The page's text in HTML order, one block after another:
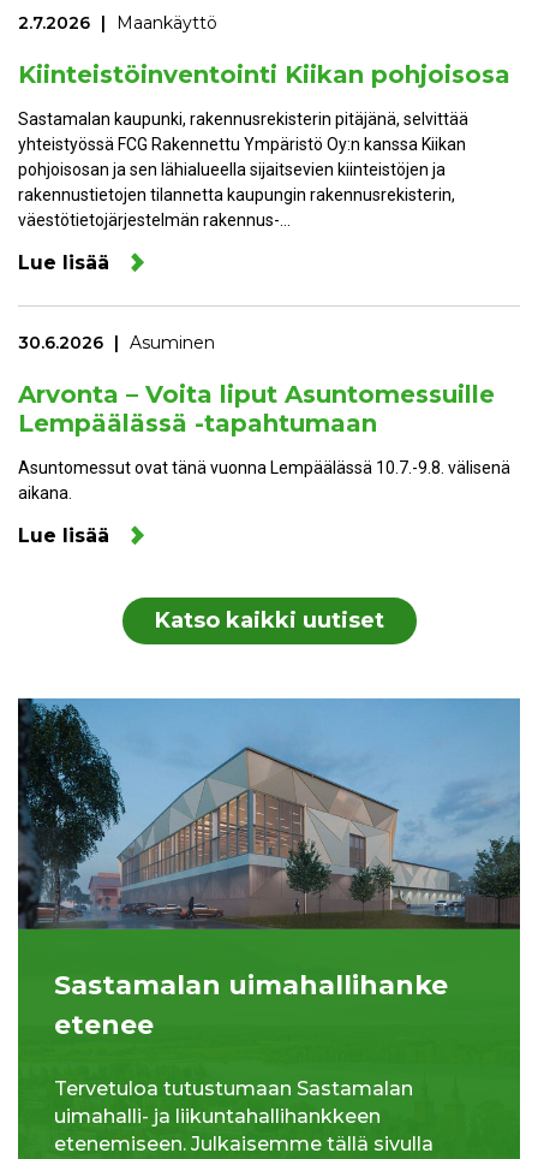
2.7.2026 Maankäyttö
Kiinteistöinventointi Kiikan pohjoisosa
Sastamalan kaupunki, rakennusrekisterin pitäjänä, selvittää
yhteistyössä FCG Rakennettu Ympäristö Oy:n kanssa Kiikan
pohjoisosan ja sen lähialueella sijaitsevien kiinteistöjen ja
rakennustietojen tilannetta kaupungin rakennusrekisterin,
väestötietojärjestelmän rakennus-…
Lue lisää
30.6.2026 Asuminen
Arvonta – Voita liput Asuntomessuille
Lempäälässä -tapahtumaan
Asuntomessut ovat tänä vuonna Lempäälässä 10.7.-9.8. välisenä
aikana.
Lue lisää
Katso kaikki uutiset
Sastamalan uimahallihanke
etenee
Tervetuloa tutustumaan Sastamalan
uimahalli- ja liikuntahallihankkeen
etenemiseen. Julkaisemme tällä sivulla